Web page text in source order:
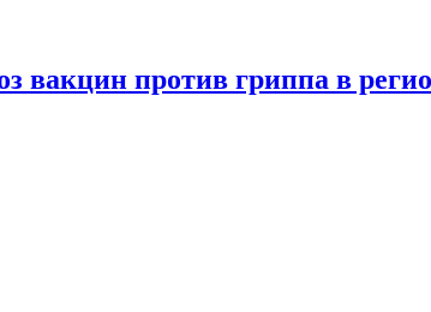
вакцин против гриппа в